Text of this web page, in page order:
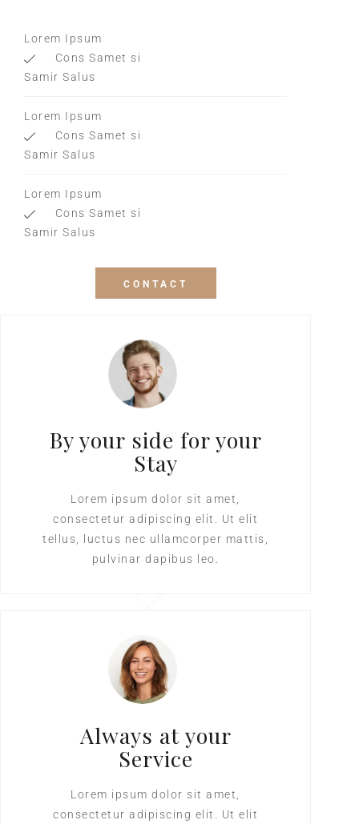
Lorem Ipsum
Cons Samet si
Samir Salus
Lorem Ipsum
Cons Samet si
Samir Salus
Lorem Ipsum
Cons Samet si
Samir Salus
CONTACT
By your side for your
Stay
Lorem ipsum dolor sit amet,
consectetur adipiscing elit. Ut elit
tellus, luctus nec ullamcorper mattis,
pulvinar dapibus leo.
Always at your
Service
Lorem ipsum dolor sit amet,
consectetur adipiscing elit. Ut elit